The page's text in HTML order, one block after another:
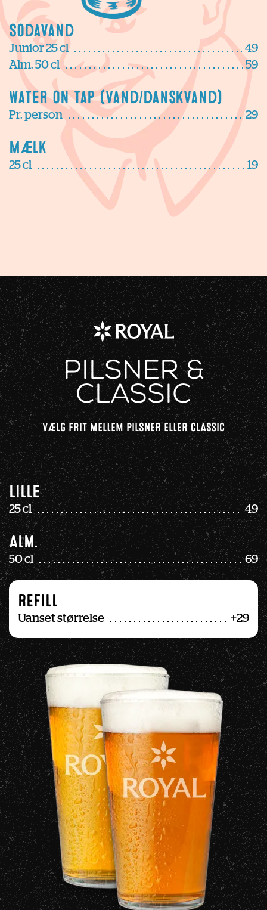
Sodavand
Junior 25 cl
49
Alm. 50 cl
59
Water on tap (vand/danskvand)
Pr. person 29
Mælk
25 cl 19
Pilsner &
Classic
VÆLG FRIT MELLEM PILSNER ELLER CLASSIC
Lille
25 cl 49
Alm.
50 cl 69
REFILL
Uanset størrelse +29